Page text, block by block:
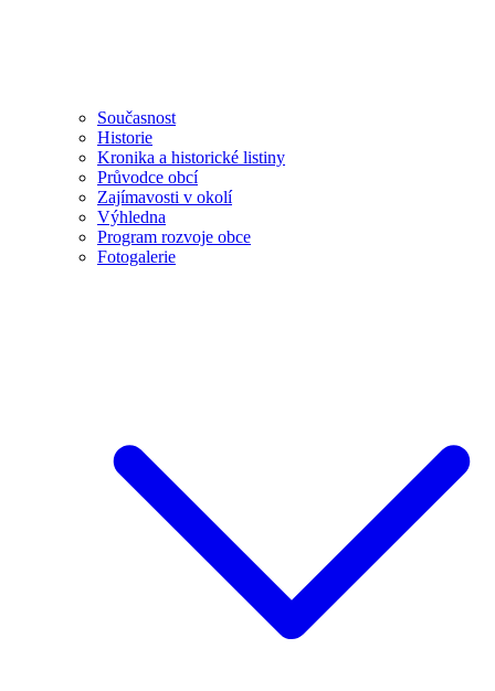
Současnost
Historie
Kronika a historické listiny
Průvodce obcí
Zajímavosti v okolí
Výhledna
Program rozvoje obce
Fotogalerie